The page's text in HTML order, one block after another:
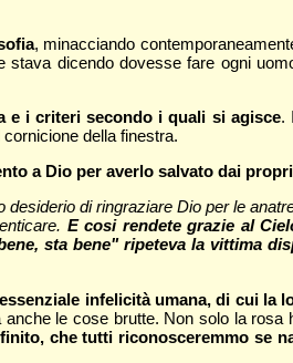
, minacciando
dicendo dovesse fare ogni
e i criteri secondo i quali si agisce.
della finestra.
a Dio per averlo salvato dai
di ringraziare Dio per le
E cosi rendete grazie al
sta bene" ripeteva la vittima
infelicità umana, di cui la
le cose brutte. Non solo la rosa
che tutti riconosceremmo se